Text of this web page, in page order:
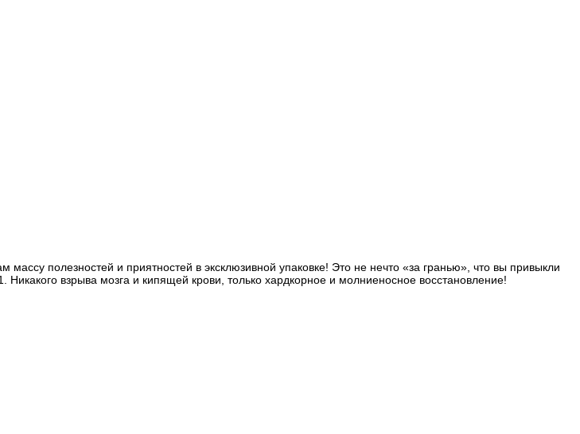
полезностей и приятностей в эксклюзивной упаковке! Это не нечто «за гранью», что вы привыкли
взрыва мозга и кипящей крови, только хардкорное и молниеносное восстановление!